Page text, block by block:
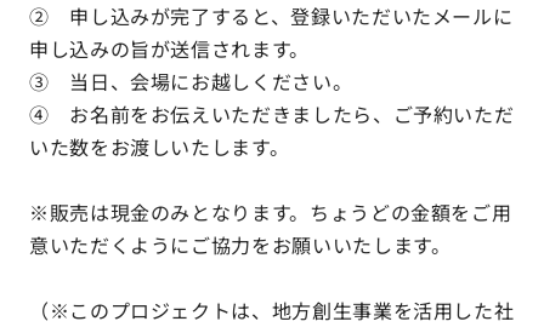
② 申し込みが完了すると、登録いただいたメールに
申し込みの旨が送信されます。
③ 当日、会場にお越しください。
④ お名前をお伝えいただきましたら、ご予約いただ
いた数をお渡しいたします。
※販売は現金のみとなります。ちょうどの金額をご用
意いただくようにご協力をお願いいたします。
（※このプロジェクトは、地方創生事業を活用した社